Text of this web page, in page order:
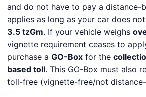
and do not have to pay a distance-
applies as long as your car does
3.5 tzGm. If your vehicle weighs
vignette requirement ceases to
purchase a GO-Box for the
based toll. This GO-Box must also
toll-free (vignette-free/not